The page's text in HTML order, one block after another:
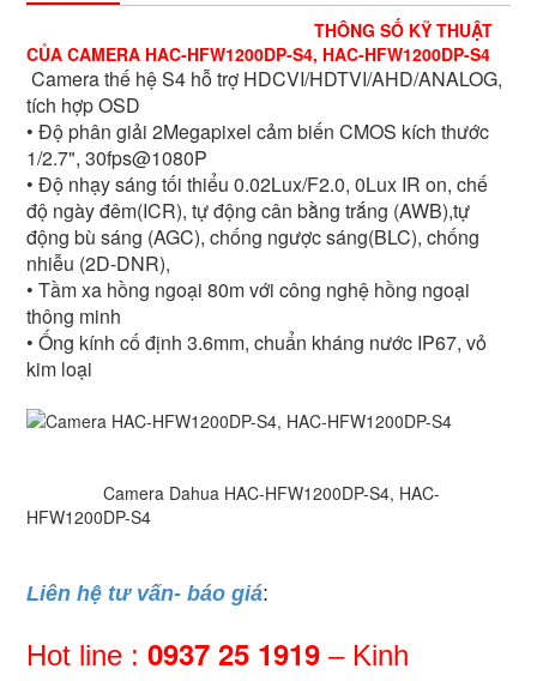
THÔNG SỐ KỸ THUẬT
CỦA CAMERA HAC-HFW1200DP-S4, HAC-HFW1200DP-S4
Camera thế hệ S4 hỗ trợ HDCVI/HDTVI/AHD/ANALOG,
tích hợp OSD
• Độ phân giải 2Megapixel cảm biến CMOS kích thước
1/2.7", 30fps@1080P
• Độ nhạy sáng tối thiểu 0.02Lux/F2.0, 0Lux IR on, chế
độ ngày đêm(ICR), tự động cân bằng trắng (AWB),tự
động bù sáng (AGC), chống ngược sáng(BLC), chống
nhiễu (2D-DNR),
• Tầm xa hồng ngoại 80m với công nghệ hồng ngoại
thông minh
• Ống kính cố định 3.6mm, chuẩn kháng nước IP67, vỏ
kim loại
Camera Dahua HAC-HFW1200DP-S4, HAC-
HFW1200DP-S4
Liên hệ tư vấn- báo giá:
Hot line :0937 25 1919 – Kinh